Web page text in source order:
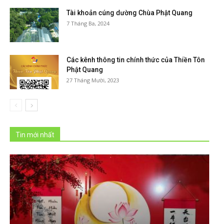
Tài khoản cúng dường Chùa Phật Quang
7 Tháng Ba, 2024
Các kênh thông tin chính thức của Thiền Tôn
Phật Quang
27 Tháng Mười, 2023
Tin mới nhất